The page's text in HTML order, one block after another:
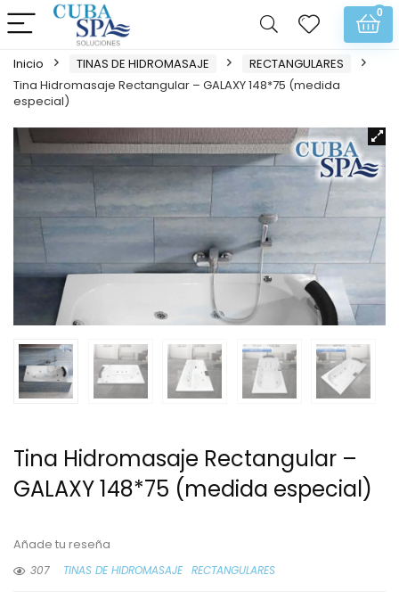
0
Inicio TINAS DE HIDROMASAJE
RECTANGULARES
Tina Hidromasaje Rectangular – GALAXY 148*75 (medida
especial)
Tina Hidromasaje Rectangular –
GALAXY 148*75 (medida especial)
Añade tu reseña
307
TINAS DE HIDROMASAJE RECTANGULARES